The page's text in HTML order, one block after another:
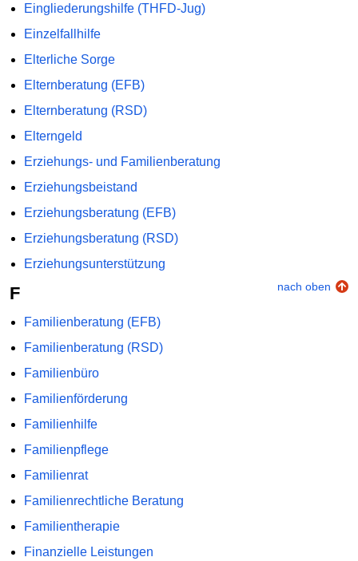
Eingliederungshilfe (THFD-Jug)
Einzelfallhilfe
Elterliche Sorge
Elternberatung (EFB)
Elternberatung (RSD)
Elterngeld
Erziehungs- und Familienberatung
Erziehungsbeistand
Erziehungsberatung (EFB)
Erziehungsberatung (RSD)
Erziehungsunterstützung
F nach oben
Familienberatung (EFB)
Familienberatung (RSD)
Familienbüro
Familienförderung
Familienhilfe
Familienpflege
Familienrat
Familienrechtliche Beratung
Familientherapie
Finanzielle Leistungen